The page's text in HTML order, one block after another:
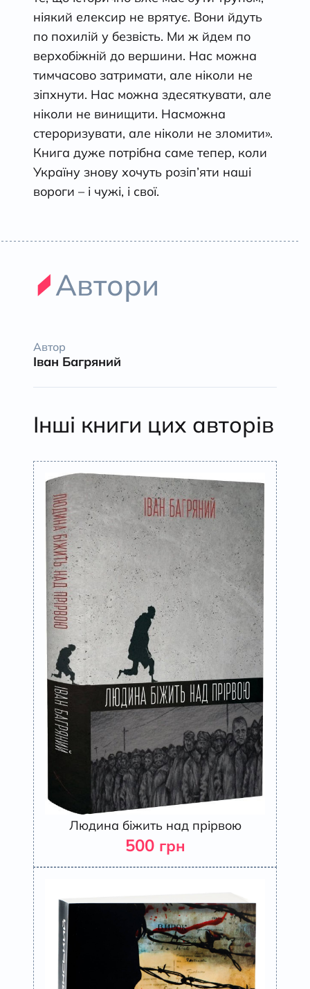
ніякий елексир не врятує. Вони йдуть
по похилій у безвість. Ми ж йдем по
верхобіжній до вершини. Нас можна
тимчасово затримати, але ніколи не
зіпхнути. Нас можна здесяткувати, але
ніколи не винищити. Насможна
стероризувати, але ніколи не зломити».
Книга дуже потрібна саме тепер, коли
Україну знову хочуть розіп’яти наші
вороги – і чужі, і свої.
Автори
Автор
Іван Багряний
Інші книги цих авторів
Людина біжить над прірвою
500 грн